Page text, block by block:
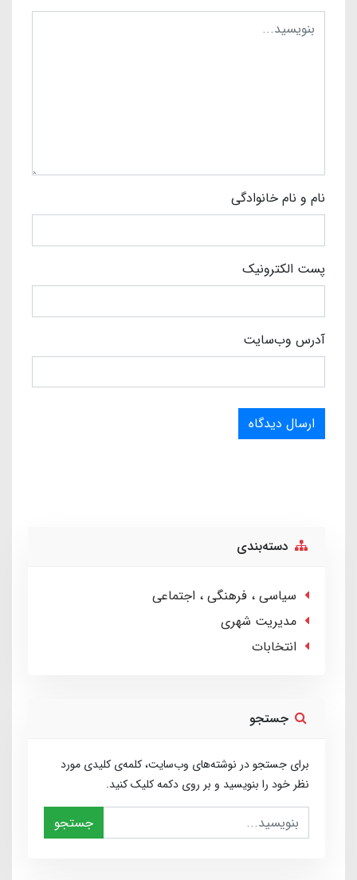
نام و نام خانوادگی
پست الکترونیک
آدرس وب‌سایت
ارسال دیدگاه
دسته‌بندی
سیاسی ، فرهنگی ، اجتماعی
مدیریت شهری
انتخابات
جستجو
برای جستجو در نوشته‌های وب‌سایت، کلمه‌ی کلیدی مورد
نظر خود را بنویسید و بر روی دکمه کلیک کنید.
جستجو